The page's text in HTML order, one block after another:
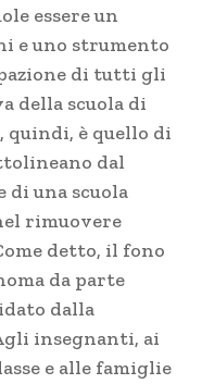
essere un
e uno strumento
di tutti gli
della scuola di
quindi, è quello di
dal
di una scuola
rimuovere
detto, il fono
da parte
dalla
insegnanti, ai
e alle famiglie